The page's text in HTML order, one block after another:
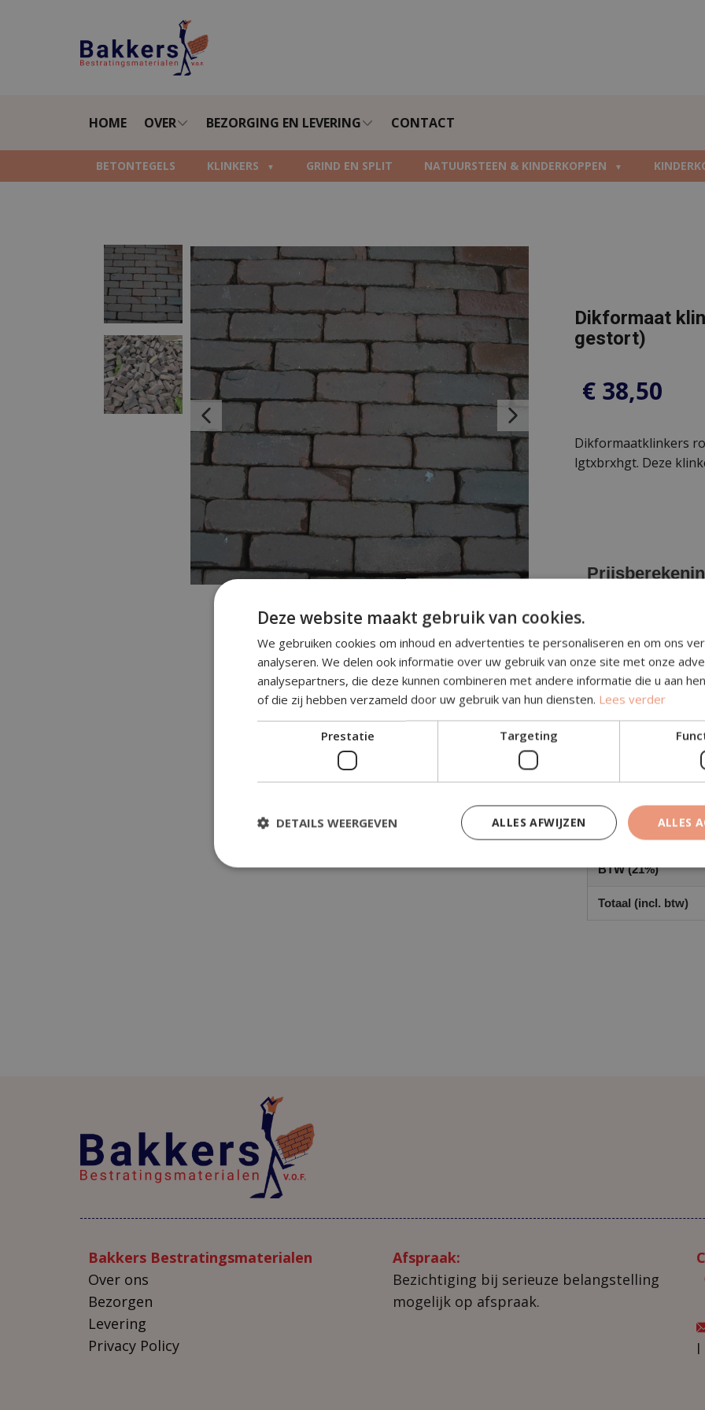
HOME OVER BEZORGING EN LEVERING CONTACT
BETONTEGELS KLINKERS GRIND EN SPLIT NATUURSTEEN & KINDERKOPPEN
Dikformaat
gestort)
€ 38,50
Dikformaatklinkers
lgtxbrxhgt. Deze
Subtotaal (excl.
Specificatie (in
Toeslagen (excl.
Transportkosten
Deze kosten
Totaal (excl. btw)
BTW (21%)
Totaal (incl. btw)
Bakkers Bestratingsmaterialen
Over ons
Bezorgen
Levering
Privacy Policy
Afspraak:
Bezichtiging bij serieuze belangstelling
mogelijk op afspraak.
l
Deze website maakt gebruik van cookies.
We gebruiken cookies om inhoud en advertenties te personaliseren en om ons
analyseren. We delen ook informatie over uw gebruik van onze site met onze
analysepartners, die deze kunnen combineren met andere informatie die u aan
of die zij hebben verzameld door uw gebruik van hun diensten. Lees verder
Prestatie Targeting
ALLES
ALLES AFWIJZEN
DETAILS WEERGEVEN